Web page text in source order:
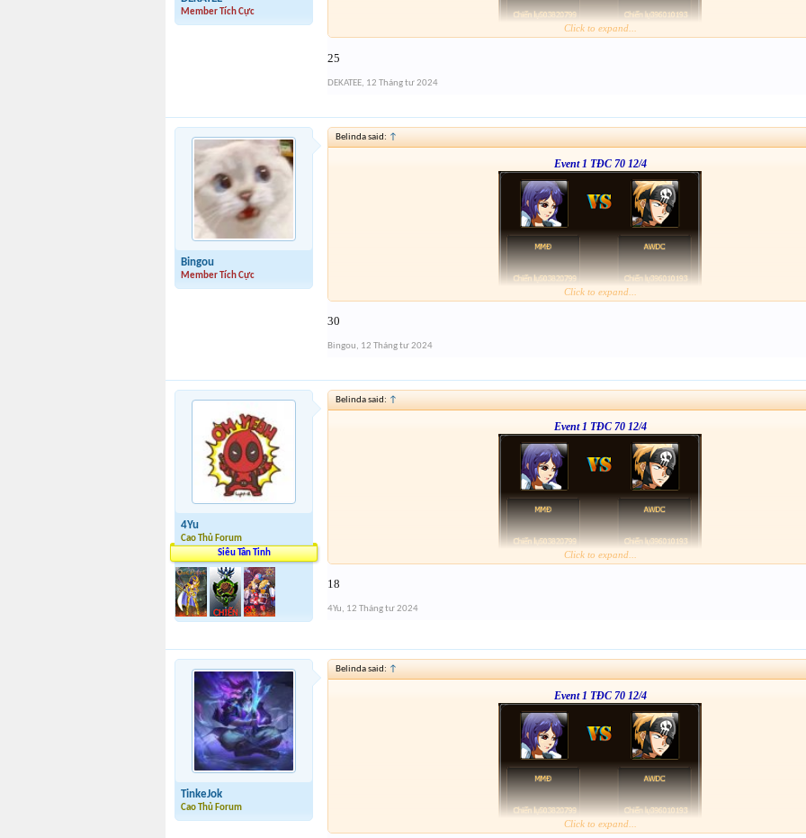
Member Tích Cực
Click to expand...
25
DEKATEE, 12 Tháng tư 2024
Bingou
Member Tích Cực
Belinda said: ↑
Event 1 TĐC 70 12/4
Click to expand...
30
Bingou, 12 Tháng tư 2024
4Yu
Cao Thủ Forum
Siêu Tân Tinh
Belinda said: ↑
Event 1 TĐC 70 12/4
Click to expand...
18
4Yu, 12 Tháng tư 2024
TinkeJok
Cao Thủ Forum
Belinda said: ↑
Event 1 TĐC 70 12/4
Click to expand...